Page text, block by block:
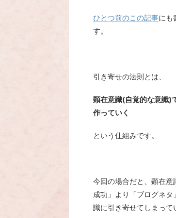
ひとつ前のこの記事にも
す。
引き寄せの法則とは、
顕在意識(自覚的な意識)
作っていく
という仕組みです。
今回の場合だと、顕在
成功」より「ブログネ
識に引き寄せてしまって